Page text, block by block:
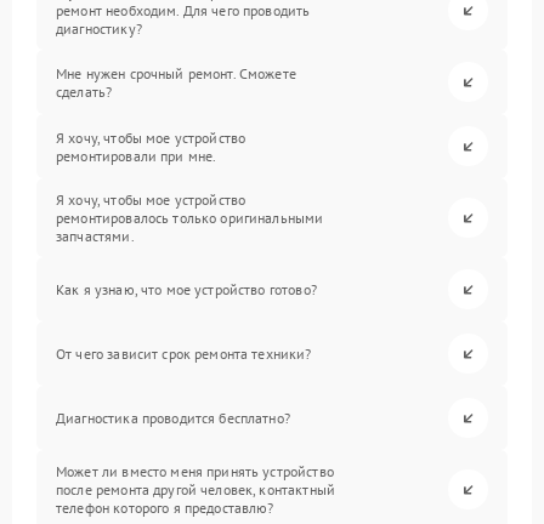
ремонт необходим. Для чего проводить
диагностику?
Мне нужен срочный ремонт. Сможете
сделать?
Я хочу, чтобы мое устройство
ремонтировали при мне.
Я хочу, чтобы мое устройство
ремонтировалось только оригинальными
запчастями.
Как я узнаю, что мое устройство готово?
От чего зависит срок ремонта техники?
Диагностика проводится бесплатно?
Может ли вместо меня принять устройство
после ремонта другой человек, контактный
телефон которого я предоставлю?